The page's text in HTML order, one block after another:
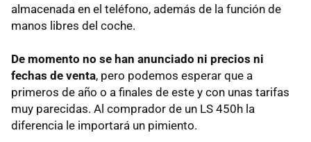
almacenada en el teléfono, además de la función de
manos libres del coche.
De momento no se han anunciado ni precios ni
fechas de venta, pero podemos esperar que a
primeros de año o a finales de este y con unas tarifas
muy parecidas. Al comprador de un LS 450h la
diferencia le importará un pimiento.